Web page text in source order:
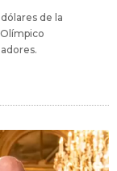
de la